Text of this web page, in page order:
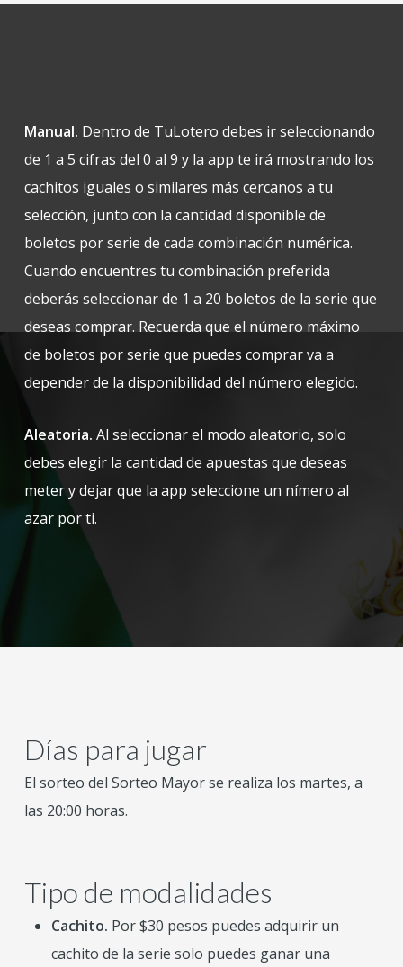
Manual. Dentro de TuLotero debes ir seleccionando
de 1 a 5 cifras del 0 al 9 y la app te irá mostrando los
cachitos iguales o similares más cercanos a tu
selección, junto con la cantidad disponible de
boletos por serie de cada combinación numérica.
Cuando encuentres tu combinación preferida
deberás seleccionar de 1 a 20 boletos de la serie que
deseas comprar. Recuerda que el número máximo
de boletos por serie que puedes comprar va a
depender de la disponibilidad del número elegido.
Aleatoria. Al seleccionar el modo aleatorio, solo
debes elegir la cantidad de apuestas que deseas
meter y dejar que la app seleccione un nímero al
azar por ti.
Días para jugar
El sorteo del Sorteo Mayor se realiza los martes, a
las 20:00 horas.
Tipo de modalidades
Cachito. Por $30 pesos puedes adquirir un
cachito de la serie solo puedes ganar una